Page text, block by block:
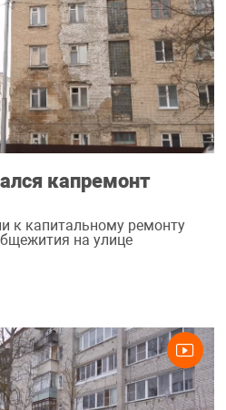
капремонт
к капитальному ремонту
на улице